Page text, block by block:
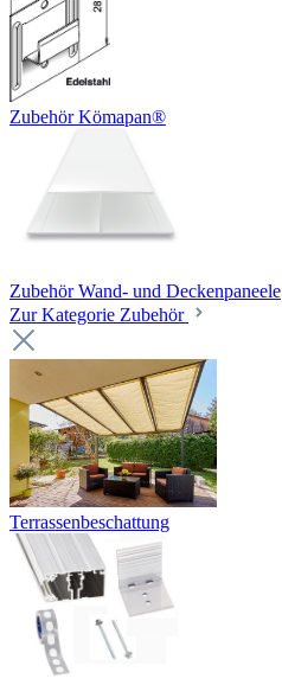
Zubehör Kömapan®
Zubehör Wand- und Deckenpaneele
Zur Kategorie Zubehör
Terrassenbeschattung